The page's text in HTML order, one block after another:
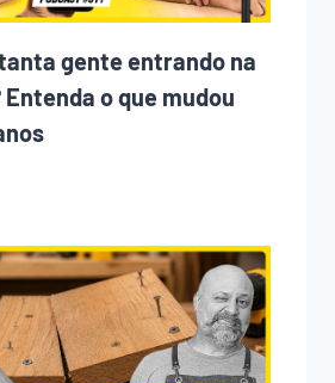
gente entrando na
o que mudou